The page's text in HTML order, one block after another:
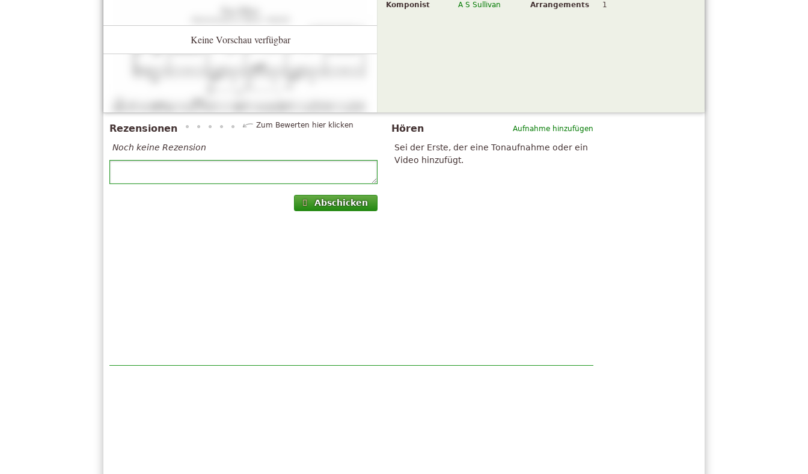
Keine Vorschau verfügbar
Komponist A S Sullivan Arrangements 1
Aufnahme hinzufügen
Hören
Sei der Erste, der eine Tonaufnahme oder ein
Video hinzufügt.
Rezensionen Zum Bewerten hier klicken
Noch keine Rezension
Abschicken